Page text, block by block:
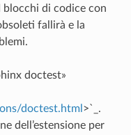
di codice con
fallirà e la
doctest»
doctest.html >`_.
dell’estensione per